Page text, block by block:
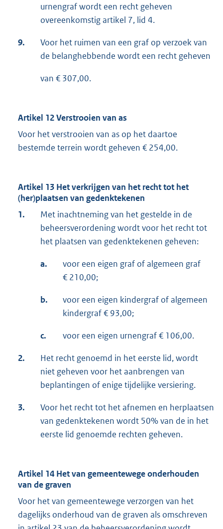
urnengraf wordt een recht geheven
overeenkomstig artikel 7, lid 4.
9.
Voor het ruimen van een graf op verzoek van
de belanghebbende wordt een recht geheven
van € 307,00.
Artikel 12 Verstrooien van as
Voor het verstrooien van as op het daartoe
bestemde terrein wordt geheven € 254,00.
Artikel 13 Het verkrijgen van het recht tot het
(her)plaatsen van gedenktekenen
1.
Met inachtneming van het gestelde in de
beheersverordening wordt voor het recht tot
het plaatsen van gedenktekenen geheven:
a.
voor een eigen graf of algemeen graf
€ 210,00;
b.
voor een eigen kindergraf of algemeen
kindergraf € 93,00;
c. voor een eigen urnengraf € 106,00.
2.
Het recht genoemd in het eerste lid, wordt
niet geheven voor het aanbrengen van
beplantingen of enige tijdelijke versiering.
3.
Voor het recht tot het afnemen en herplaatsen
van gedenktekenen wordt 50% van de in het
eerste lid genoemde rechten geheven.
Artikel 14 Het van gemeentewege onderhouden
van de graven
Voor het van gemeentewege verzorgen van het
dagelijks onderhoud van de graven als omschreven